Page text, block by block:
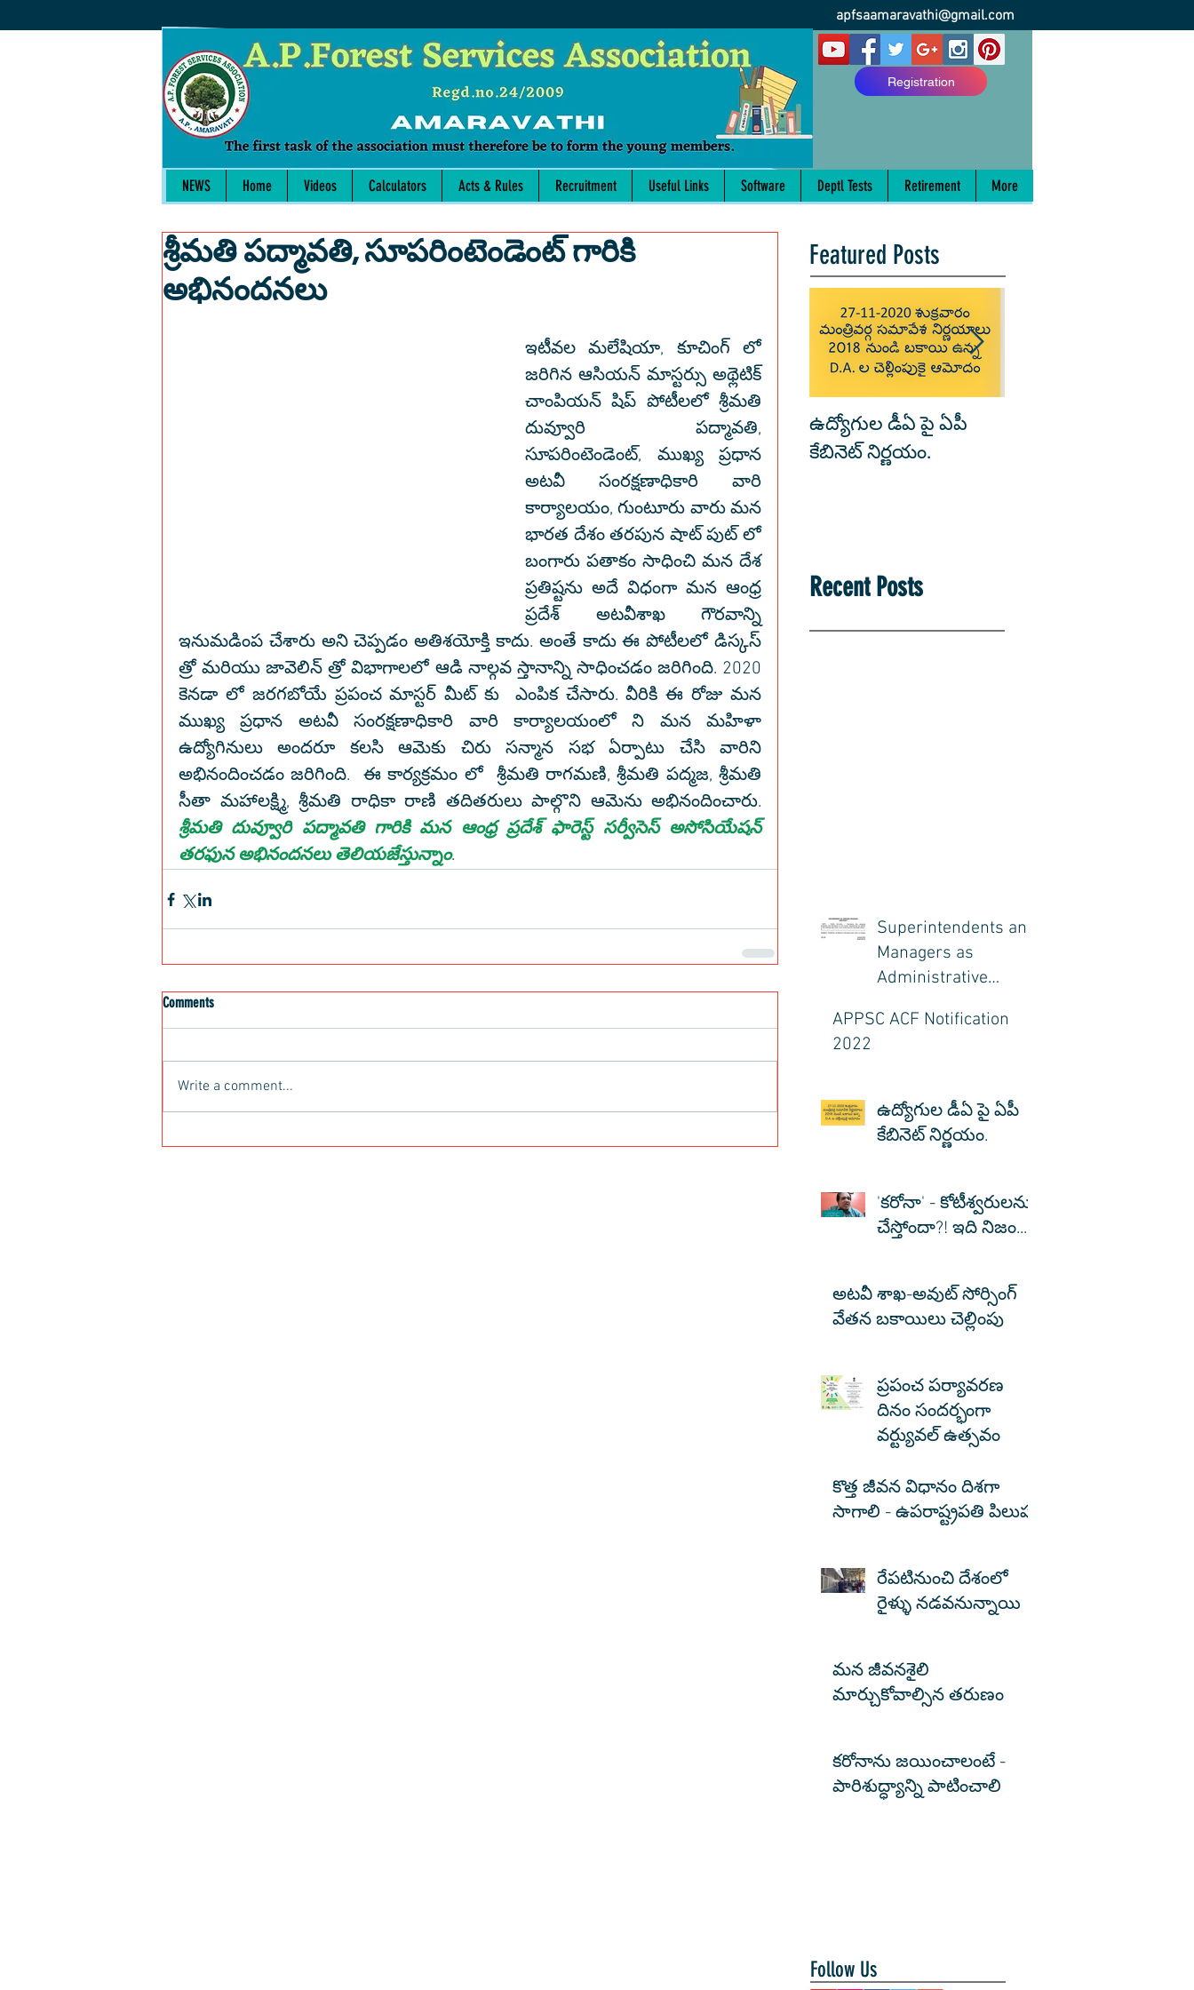
apfsaamaravathi@gmail.com
Registration
NEWS Home Videos Calculators Acts & Rules Recruitment Useful Links Software Deptl Tests Retirement More
శ్రీమతి పద్మావతి, సూపరింటెండెంట్ గారికి
అభినందనలు
ఇటీవల మలేషియా, కూచింగ్ లో
జరిగిన ఆసియన్ మాస్టర్సు అథ్లెటిక్
చాంపియన్ షిప్ పోటీలలో శ్రీమతి
దువ్వూరి పద్మావతి,
సూపరింటెండెంట్, ముఖ్య ప్రధాన
అటవీ సంరక్షణాధికారి వారి
కార్యాలయం, గుంటూరు వారు మన
భారత దేశం తరపున షాట్ పుట్ లో
బంగారు పతాకం సాధించి మన దేశ
ప్రతిష్టను అదే విధంగా మన ఆంధ్ర
ప్రదేశ్ అటవీశాఖ గౌరవాన్ని
ఇనుమడింప చేశారు అని చెప్పడం అతిశయోక్తి కాదు. అంతే కాదు ఈ పోటీలలో డిస్కస్
త్రో మరియు జావెలిన్ త్రో విభాగాలలో ఆడి నాల్గవ స్తానాన్ని సాధించడం జరిగింది. 2020
కెనడా లో జరగబోయే ప్రపంచ మాస్టర్ మీట్ కు  ఎంపిక చేసారు. వీరికి ఈ రోజు మన
ముఖ్య ప్రధాన అటవీ సంరక్షణాధికారి వారి కార్యాలయంలో ని మన మహిళా
ఉద్యోగినులు అందరూ కలసి ఆమెకు చిరు సన్మాన సభ ఏర్పాటు చేసి వారిని
అభినందించడం జరిగింది.  ఈ కార్యక్రమం లో  శ్రీమతి రాగమణి, శ్రీమతి పద్మజ, శ్రీమతి
శ్రీమతి దువ్వూరి పద్మావతి గారికి మన ఆంధ్ర ప్రదేశ్ ఫారెస్ట్ సర్వీసెస్ అసోసియేషన్
తరఫున అభినందనలు తెలియజేస్తున్నాం.
Comments
Write a comment...
Featured Posts
ఉద్యోగుల డీఏ పై ఏపీ
కేబినెట్ నిర్ణయం.
Recent Posts
Superintendents and
Managers as
Administrative
APPSC ACF Notification
2022
ఉద్యోగుల డీఏ పై ఏపీ
కేబినెట్ నిర్ణయం.
'కరోనా' - కోటీశ్వరులను
చేస్తోందా?! ఇది నిజం...
అటవీ శాఖ-అవుట్ సోర్సింగ్
వేతన బకాయిలు చెల్లింపు
ప్రపంచ పర్యావరణ
దినం సందర్భంగా
వర్ట్యువల్ ఉత్సవం
కొత్త జీవన విధానం దిశగా
సాగాలి - ఉపరాష్ట్రపతి పిలుపు
రేపటినుంచి దేశంలో
రైళ్ళు నడవనున్నాయి
మన జీవనశైలి
మార్చుకోవాల్సిన తరుణం
కరోనాను జయించాలంటే -
పారిశుద్ధ్యాన్ని పాటించాలి
Follow Us